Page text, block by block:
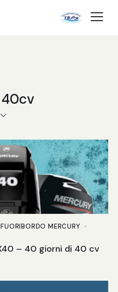
40cv
MERCURY
– 40 giorni di 40 cv